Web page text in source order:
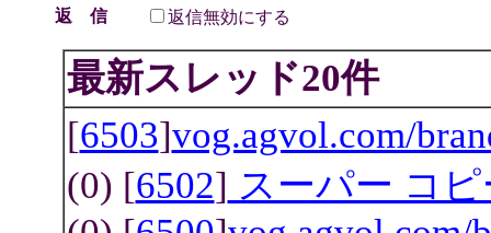
返 信
返信無効にする
最新スレッド20件
[6503]vog.agvol.com/
(0) [6502] スーパー コ